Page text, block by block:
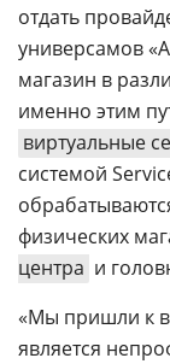
отдать
универсамов
магазин в
именно этим
виртуальные
системой
физических
центра и
«Мы пришли к
является